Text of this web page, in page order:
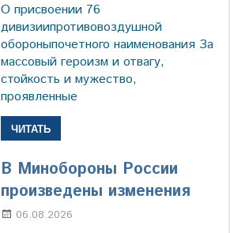
О присвоении 76
дивизиипротивовоздушной
обороныпочетного наименования За
массовый героизм и отвагу,
стойкость и мужество,
проявленные
ЧИТАТЬ
В Минобороны России
произведены изменения
06.08.2026